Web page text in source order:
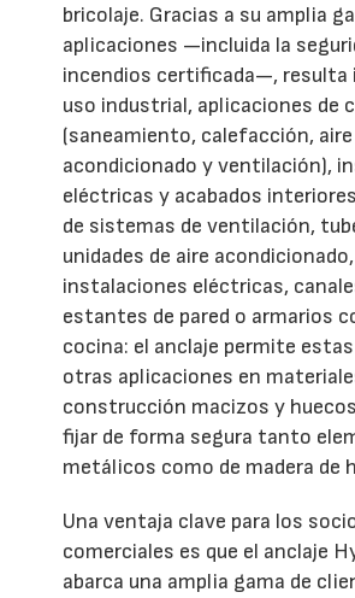
bricolaje. Gracias a su amplia
aplicaciones —incluida la
incendios certificada—, resulta
uso industrial, aplicaciones de
(saneamiento, calefacción, aire
acondicionado y ventilación),
eléctricas y acabados
de sistemas de ventilación,
unidades de aire acondicionado,
instalaciones eléctricas,
estantes de pared o armarios
cocina: el anclaje permite
otras aplicaciones en
construcción macizos y
fijar de forma segura tanto
metálicos como de madera de
Una ventaja clave para los
comerciales es que el anclaje
abarca una amplia gama de